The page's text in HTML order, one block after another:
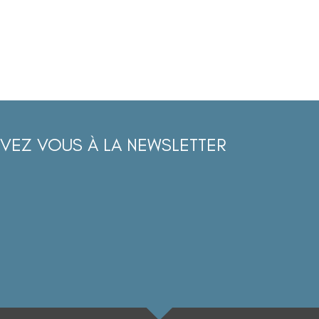
VOUS À LA NEWSLETTER